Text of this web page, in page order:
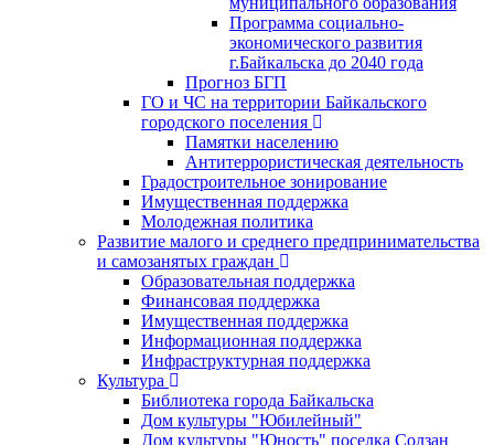
Программа социально-
экономического развития
г.Байкальска до 2040 года
Прогноз БГП
ГО и ЧС на территории Байкальского
городского поселения
Памятки населению
Антитеррористическая деятельность
Градостроительное зонирование
Имущественная поддержка
Молодежная политика
Развитие малого и среднего предпринимательства
и самозанятых граждан
Образовательная поддержка
Финансовая поддержка
Имущественная поддержка
Информационная поддержка
Инфраструктурная поддержка
Культура
Библиотека города Байкальска
Дом культуры "Юбилейный"
Дом культуры "Юность" поселка Солзан